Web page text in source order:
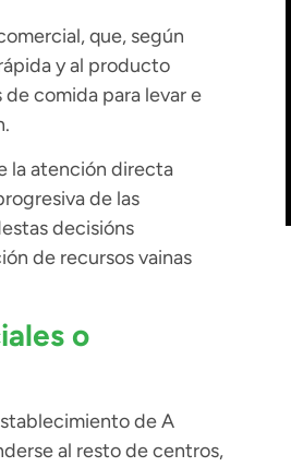
que, según
y al producto
comida para levar e
la atención directa
de las
decisións
de recursos vainas
o
de A
al resto de centros,